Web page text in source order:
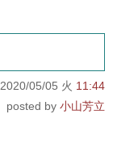
2020/05/05 火 11:44
小山芳立